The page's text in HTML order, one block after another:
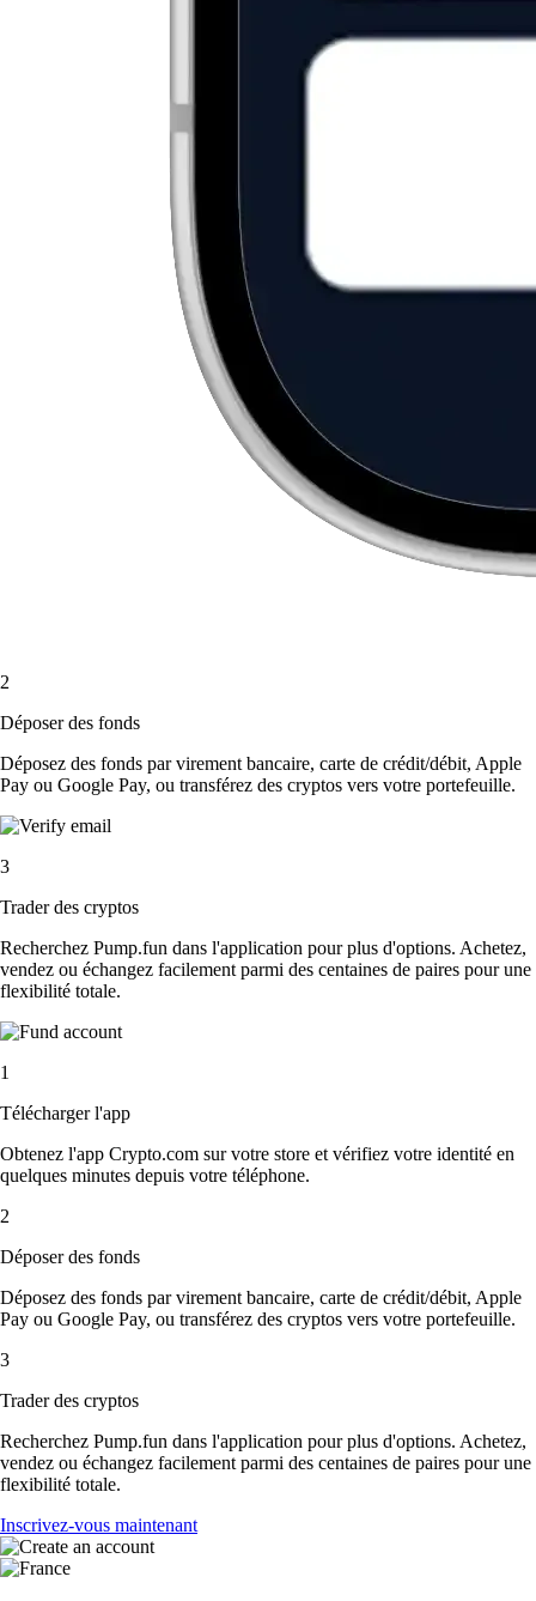
2
Déposer des fonds
Déposez des fonds par virement bancaire, carte de crédit/débit, Apple
Pay ou Google Pay, ou transférez des cryptos vers votre portefeuille.
3
Trader des cryptos
Recherchez Pump.fun dans l'application pour plus d'options. Achetez,
vendez ou échangez facilement parmi des centaines de paires pour une
flexibilité totale.
1
Télécharger l'app
Obtenez l'app Crypto.com sur votre store et vérifiez votre identité en
quelques minutes depuis votre téléphone.
2
Déposer des fonds
Déposez des fonds par virement bancaire, carte de crédit/débit, Apple
Pay ou Google Pay, ou transférez des cryptos vers votre portefeuille.
3
Trader des cryptos
Recherchez Pump.fun dans l'application pour plus d'options. Achetez,
vendez ou échangez facilement parmi des centaines de paires pour une
flexibilité totale.
Inscrivez-vous maintenant